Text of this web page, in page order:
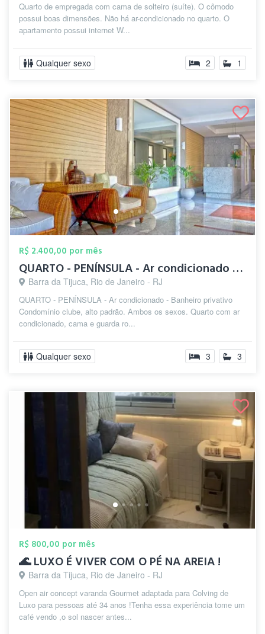
Quarto de empregada com cama de solteiro (suíte). O cômodo
possui boas dimensões. Não há ar-condicionado no quarto. O
apartamento possui internet W...
Qualquer sexo 2 1
R$ 2.400,00 por mês
QUARTO - PENÍNSULA - Ar condicionado - B...
Barra da Tijuca, Rio de Janeiro - RJ
QUARTO - PENÍNSULA - Ar condicionado - Banheiro privativo
Condomínio clube, alto padrão. Ambos os sexos. Quarto com ar
condicionado, cama e guarda ro...
Qualquer sexo 3 3
R$ 800,00 por mês
🌊 LUXO É VIVER COM O PÉ NA AREIA !
Barra da Tijuca, Rio de Janeiro - RJ
Open air concept varanda Gourmet adaptada para Colving de
Luxo para pessoas até 34 anos !Tenha essa experiência tome um
café vendo ,o sol nascer antes...